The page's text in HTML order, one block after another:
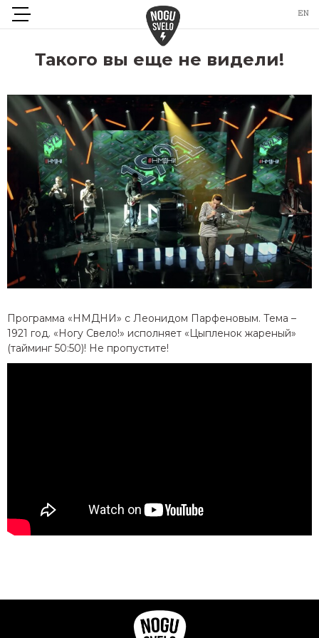
Такого вы еще не видели!
Программа «НМДНИ» с Леонидом Парфеновым. Тема –
1921 год. «Ногу Свело!» исполняет «Цыпленок жареный»
(тайминг 50:50)! Не пропустите!